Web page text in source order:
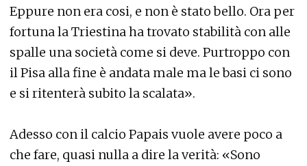
Eppure non era cosi, e non è stato bello. Ora per
fortuna la Triestina ha trovato stabilità con alle
spalle una società come si deve. Purtroppo con
il Pisa alla fine è andata male ma le basi ci sono
e si ritenterà subito la scalata».
Adesso con il calcio Papais vuole avere poco a
che fare, quasi nulla a dire la verità: «Sono